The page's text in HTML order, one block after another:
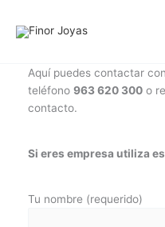
Aquí puedes contactar
teléfono 963 620 300 o
contacto.
Si eres empresa utiliza
Tu nombre (requerido)